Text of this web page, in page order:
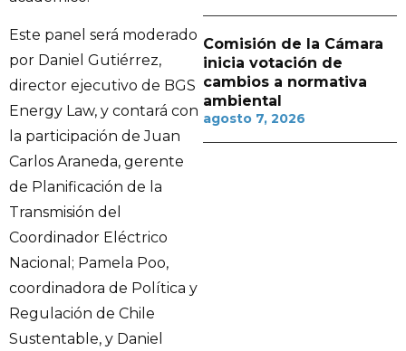
Este panel será moderado
por Daniel Gutiérrez,
director ejecutivo de BGS
Energy Law, y contará con
la participación de Juan
Carlos Araneda, gerente
de Planificación de la
Transmisión del
Coordinador Eléctrico
Nacional; Pamela Poo,
coordinadora de Política y
Regulación de Chile
Sustentable, y Daniel
Comisión de la Cámara
inicia votación de
cambios a normativa
ambiental
agosto 7, 2026